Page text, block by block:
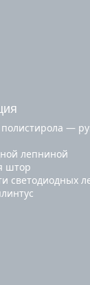
—
лепниной
штор
светодиодных